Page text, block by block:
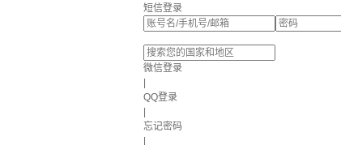
短信登录
微信登录
QQ登录
忘记密码